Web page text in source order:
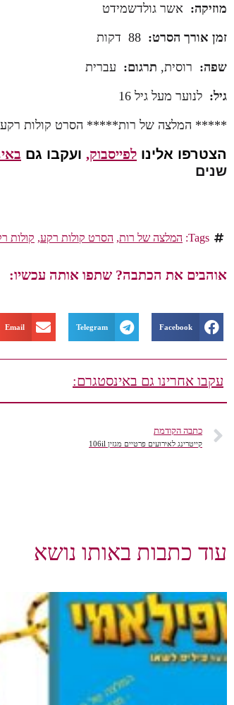
מוזיקה: אשר גולדשמידט
זמן אורך הסרט: 88 דקות
שפה: רוסית, תרגום: עברית
גיל: לנוער מעל גיל 16
***** המלצה של רות***** הסרט קולות רקע
הצטרפו אלינו לפייסבוק, ועקבו גם
שנים
Tags: המלצה של רות, הסרט קולות רקע, קולות
אוהבים את הכתבה? שתפו אותה עכשיו:
Facebook
Telegram
Email
עקבו אחרינו גם באינסטגרם:
כתבה הקודמת
קייטרינג לאירועים פרטיים מגזין 106il
עוד כתבות באותו נושא